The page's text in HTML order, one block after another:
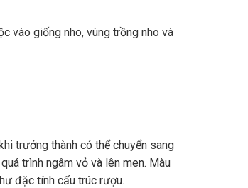
vào giống nho, vùng trồng nho và
trưởng thành có thể chuyển sang
trình ngâm vỏ và lên men. Màu
đặc tính cấu trúc rượu.